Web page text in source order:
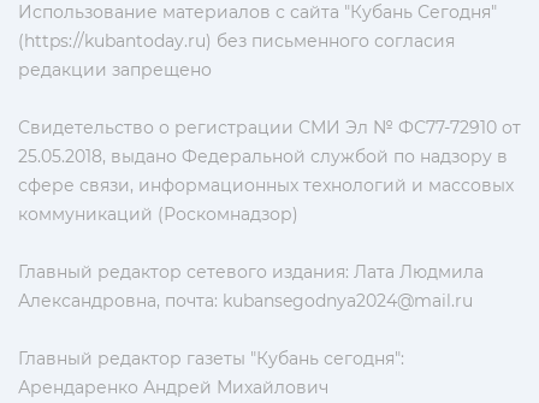
Использование материалов с сайта "Кубань Сегодня"
(https://kubantoday.ru) без письменного согласия
редакции запрещено
Свидетельство о регистрации СМИ Эл № ФС77-72910 от
25.05.2018, выдано Федеральной службой по надзору в
сфере связи, информационных технологий и массовых
коммуникаций (Роскомнадзор)
Главный редактор сетевого издания: Лата Людмила
Александровна, почта: kubansegodnya2024@mail.ru
Главный редактор газеты "Кубань сегодня":
Арендаренко Андрей Михайлович